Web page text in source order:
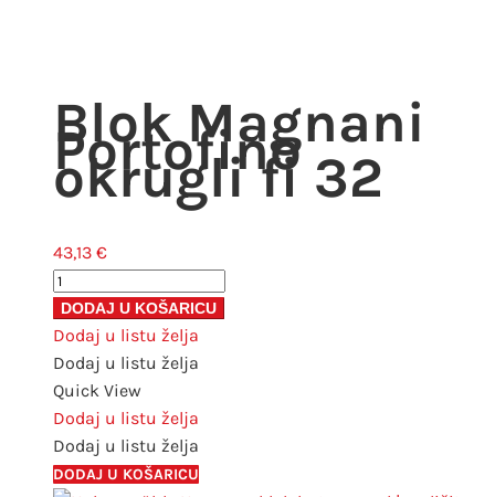
Blok Magnani
Portofino
okrugli fi 32
43,13 €
Blok
Magnani
Portofino
okrugli
fi
32
količina
DODAJ U KOŠARICU
Dodaj u listu želja
Dodaj u listu želja
Quick View
Dodaj u listu želja
Dodaj u listu želja
DODAJ U KOŠARICU